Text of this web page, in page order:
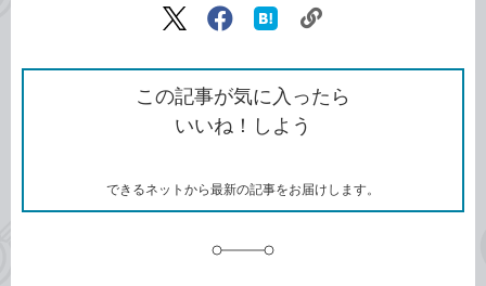
X（旧
で
シ
ェ
ア
Facebook
シ
ェ
ア
な
ブ
ッ
ク
ク
ク
を
コ
この記事が気に入ったら
いいね！しよう
できるネットから最新の記事をお届けします。